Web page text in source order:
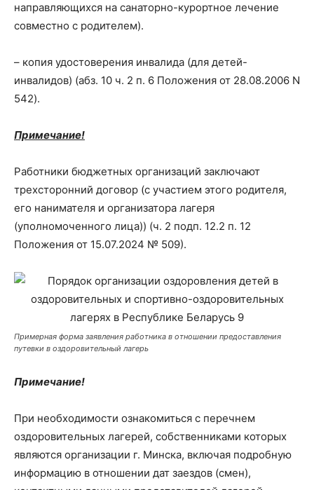
направляющихся на санаторно-курортное лечение
совместно с родителем).
– копия удостоверения инвалида (для детей-
инвалидов) (абз. 10 ч. 2 п. 6 Положения от 28.08.2006 N
542).
Примечание!
Работники бюджетных организаций заключают
трехсторонний договор (с участием этого родителя,
его нанимателя и организатора лагеря
(уполномоченного лица)) (ч. 2 подп. 12.2 п. 12
Положения от 15.07.2024 № 509).
Примерная форма заявления работника в отношении предоставления
путевки в оздоровительный лагерь
Примечание!
При необходимости ознакомиться с перечнем
оздоровительных лагерей, собственниками которых
являются организации г. Минска, включая подробную
информацию в отношении дат заездов (смен),